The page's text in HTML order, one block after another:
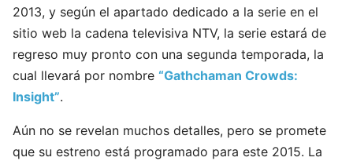
2013, y según el apartado dedicado a la serie en el
sitio web la cadena televisiva NTV, la serie estará de
regreso muy pronto con una segunda temporada, la
cual llevará por nombre “Gathchaman Crowds:
Insight”.
Aún no se revelan muchos detalles, pero se promete
que su estreno está programado para este 2015. La